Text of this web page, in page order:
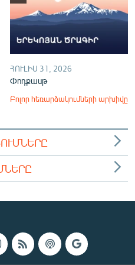
ՀՈՒԼԻՍ 31, 2026
Փոդքասթ
Բոլոր հեռարձակումների արխիվը